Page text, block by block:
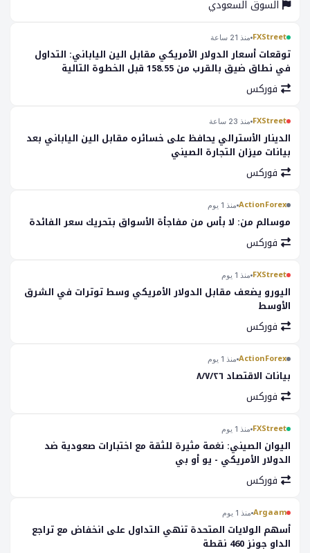
السوق السعودي
FXStreet منذ 21 ساعة
توقعات أسعار الدولار الأمريكي مقابل الين الياباني: التداول
في نطاق ضيق بالقرب من 158.55 قبل الخطوة التالية
فوركس
FXStreet منذ 23 ساعة
الدينار الأسترالي يحافظ على خسائره مقابل الين الياباني بعد
بيانات ميزان التجارة الصيني
فوركس
ActionForex منذ 1 يوم
موسالم من: لا بأس من مفاجأة الأسواق بتحريك سعر الفائدة
فوركس
FXStreet منذ 1 يوم
اليورو يضعف مقابل الدولار الأمريكي وسط توترات في الشرق
الأوسط
فوركس
ActionForex منذ 1 يوم
بيانات الاقتصاد ٨/٧/٢٦
فوركس
FXStreet منذ 1 يوم
اليوان الصيني: نغمة مثيرة للثقة مع اختبارات صعودية ضد
الدولار الأمريكي - يو أو بي
فوركس
Argaam منذ 1 يوم
أسهم الولايات المتحدة تنهي التداول على انخفاض مع تراجع
الداو جونز 460 نقطة